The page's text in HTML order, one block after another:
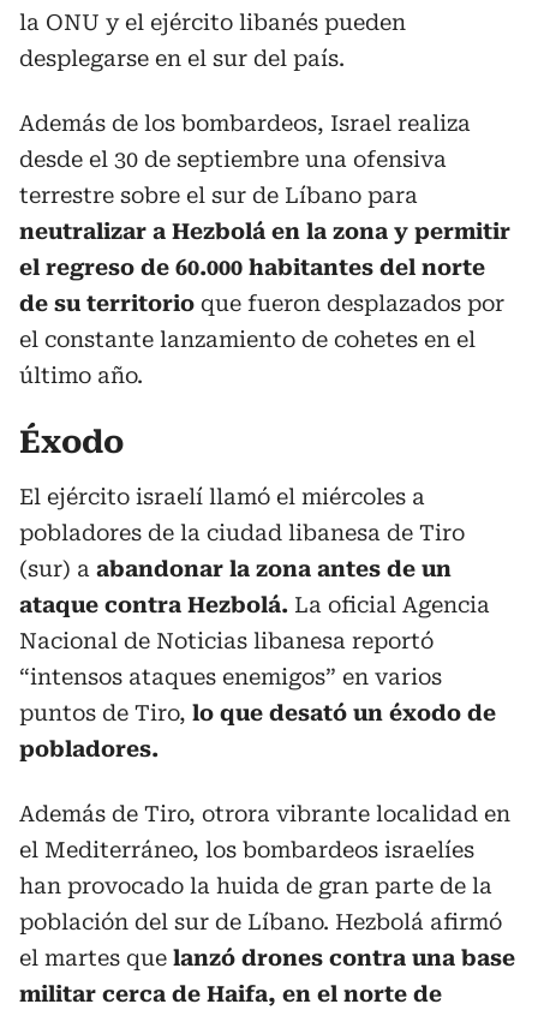
la ONU y el ejército libanés pueden
desplegarse en el sur del país.
Además de los bombardeos, Israel realiza
desde el 30 de septiembre una ofensiva
terrestre sobre el sur de Líbano para
neutralizar a Hezbolá en la zona y permitir
el regreso de 60.000 habitantes del norte
de su territorio que fueron desplazados por
el constante lanzamiento de cohetes en el
último año.
Éxodo
El ejército israelí llamó el miércoles a
pobladores de la ciudad libanesa de Tiro
(sur) a abandonar la zona antes de un
ataque contra Hezbolá. La oficial Agencia
Nacional de Noticias libanesa reportó
“intensos ataques enemigos” en varios
puntos de Tiro, lo que desató un éxodo de
pobladores.
Además de Tiro, otrora vibrante localidad en
el Mediterráneo, los bombardeos israelíes
han provocado la huida de gran parte de la
población del sur de Líbano. Hezbolá afirmó
el martes que lanzó drones contra una base
militar cerca de Haifa, en el norte de